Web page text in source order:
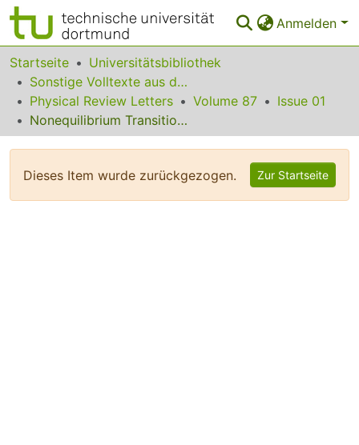
Anmelden
Bereiche & Sammlungen
Das gesamte Repositorium
Statistiken
Startseite
Universitätsbibliothek
Sonstige Volltexte aus dem Bibliotheksangebot
Physical Review Letters
Volume 87
Issue 01
Nonequilibrium Transitions in Fully Frustrated Josephson Junction Arrays
Dieses Item wurde zurückgezogen. Zur Startseite